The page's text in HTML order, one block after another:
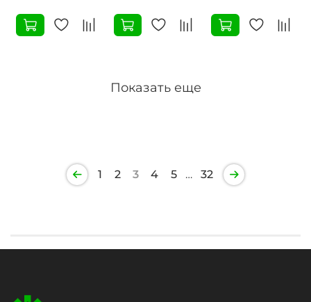
Показать еще
1 2 3 4 5 … 32